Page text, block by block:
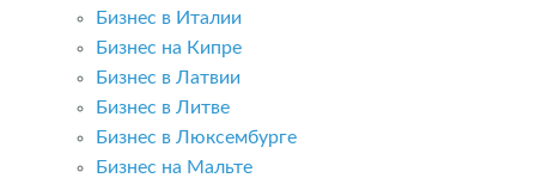
Бизнес в Италии
Бизнес на Кипре
Бизнес в Латвии
Бизнес в Литве
Бизнес в Люксембурге
Бизнес на Мальте